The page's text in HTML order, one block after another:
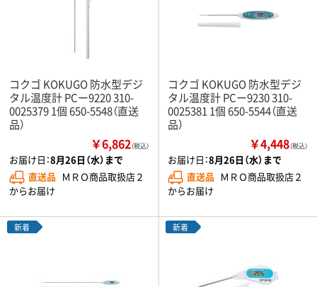
コクゴ KOKUGO 防水型デジ
タル温度計 PCー9220 310-
0025379 1個 650-5548（直送
品）
￥6,862（税込）
お届け日：8月26日（水）まで
直送品 ＭＲＯ商品取扱店２
からお届け
コクゴ KOKUGO 防水型デジ
タル温度計 PCー9230 310-
0025381 1個 650-5544（直送
品）
￥4,448（税込）
お届け日：8月26日（水）まで
直送品 ＭＲＯ商品取扱店２
からお届け
新着 新着